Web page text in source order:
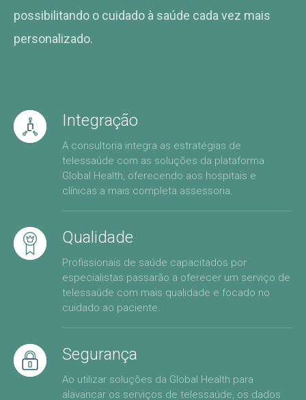
possibilitando o cuidado à saúde cada vez mais
personalizado.
Integração
A consultoria integra as estratégias de
telessaúde com as soluções da plataforma
Global Health, oferecendo aos hospitais e
clínicas a mais completa assessoria.
Qualidade
Profissionais de saúde capacitados por
especialistas passarão a oferecer um serviço de
telessaúde com mais qualidade e focado no
cuidado ao paciente.
Segurança
Ao utilizar soluções da Global Health para
alavancar os serviços de telessaúde, os dados